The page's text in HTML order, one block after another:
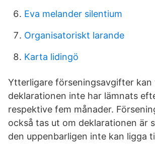
Eva melander silentium
Organisatoriskt larande
Karta lidingö
Ytterligare förseningsavgifter kan
deklarationen inte har lämnats
respektive fem månader.
också tas ut om deklarationen är
den uppenbarligen inte kan ligga